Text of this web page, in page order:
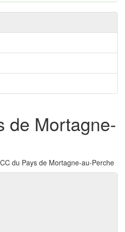
de Mortagne-
du Pays de Mortagne-au-Perche